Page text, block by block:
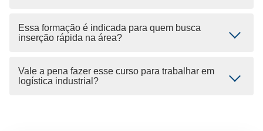
Essa formação é indicada para quem busca
inserção rápida na área?
Vale a pena fazer esse curso para trabalhar em
logística industrial?